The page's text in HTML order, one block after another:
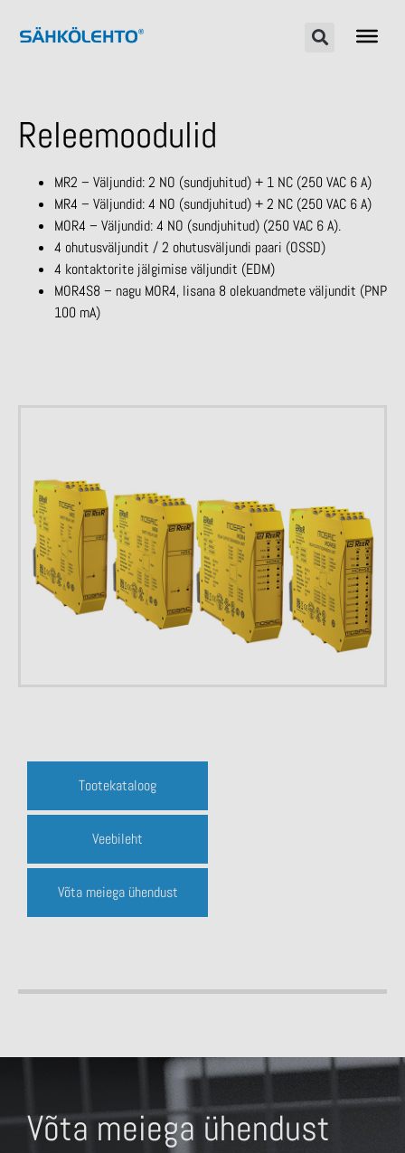
Releemoodulid
MR2 – Väljundid: 2 NO (sundjuhitud) + 1 NC (250 VAC 6 A)
MR4 – Väljundid: 4 NO (sundjuhitud) + 2 NC (250 VAC 6 A)
MOR4 – Väljundid: 4 NO (sundjuhitud) (250 VAC 6 A).
4 ohutusväljundit / 2 ohutusväljundi paari (OSSD)
4 kontaktorite jälgimise väljundit (EDM)
MOR4S8 – nagu MOR4, lisana 8 olekuandmete väljundit (PNP
100 mA)
Tootekataloog
Veebileht
Võta meiega ühendust
Võta meiega ühendust